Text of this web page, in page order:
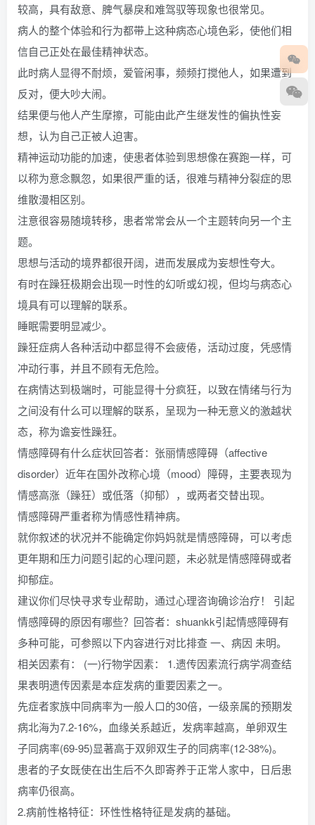
较高，具有敌意、脾气暴戾和难驾驭等现象也很常见。
病人的整个体验和行为都带上这种病态心境色彩，使他们相
信自己正处在最佳精神状态。
此时病人显得不耐烦，爱管闲事，频频打搅他人，如果遭到
反对，便大吵大闹。
结果便与他人产生摩擦，可能由此产生继发性的偏执性妄
想，认为自己正被人迫害。
精神运动功能的加速，使患者体验到思想像在赛跑一样，可
以称为意念飘忽，如果很严重的话，很难与精神分裂症的思
维散漫相区别。
注意很容易随境转移，患者常常会从一个主题转向另一个主
题。
思想与活动的境界都很开阔，进而发展成为妄想性夸大。
有时在躁狂极期会出现一时性的幻听或幻视，但均与病态心
境具有可以理解的联系。
睡眠需要明显减少。
躁狂症病人各种活动中都显得不会疲倦，活动过度，凭感情
冲动行事，并且不顾有无危险。
在病情达到极端时，可能显得十分疯狂，以致在情绪与行为
之间没有什么可以理解的联系，呈现为一种无意义的激越状
态，称为谵妄性躁狂。
情感障碍有什么症状回答者：张丽情感障碍（affective
disorder）近年在国外改称心境（mood）障碍，主要表现为
情感高涨（躁狂）或低落（抑郁），或两者交替出现。
情感障碍严重者称为情感性精神病。
就你叙述的状况并不能确定你妈妈就是情感障碍，可以考虑
更年期和压力问题引起的心理问题，未必就是情感障碍或者
抑郁症。
建议你们尽快寻求专业帮助，通过心理咨询确诊治疗！ 引起
情感障碍的原因有哪些？回答者：shuankk引起情感障碍有
多种可能，可参照以下内容进行对比排查 一、病因 未明。
相关因素有： (一)行物学因素： 1.遗传因素流行病学凋查结
果表明遗传因素是本症发病的重要因素之一。
先症者家族中同病率为一般人口的30倍，一级亲属的预期发
病北海为7.2-16%，血缘关系越近，发病率越高，单卵双生
子同病率(69-95)显著高于双卵双生子的同病率(12-38%)。
患者的子女既使在出生后不久即寄养于正常人家中，日后患
病率仍很高。
2.病前性格特征：环性性格特征是发病的基础。